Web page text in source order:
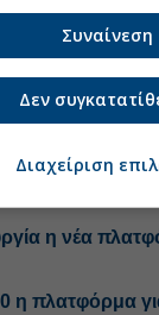
της
ακίνητα
η νέα
η πλατφόρμα
Συναίνεση
Δεν
Διαχείριση